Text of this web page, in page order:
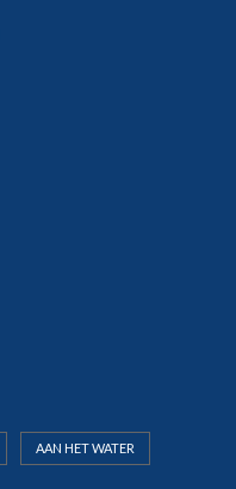
AAN HET WATER